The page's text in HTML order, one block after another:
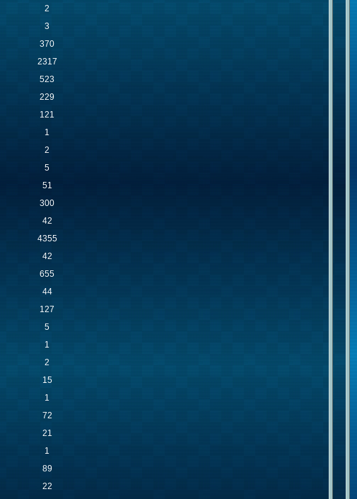
2
3
370
2317
523
229
121
1
2
5
51
300
42
4355
42
655
44
127
5
1
2
15
1
72
21
1
89
22